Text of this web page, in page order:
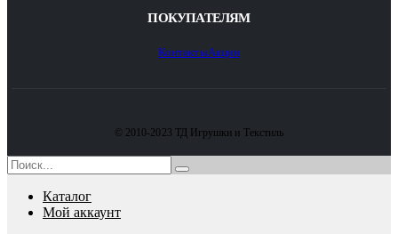
ПОКУПАТЕЛЯМ
КонтактыАкции
© 2010-2023 ТД Игрушки и Текстиль
Каталог
Мой аккаунт